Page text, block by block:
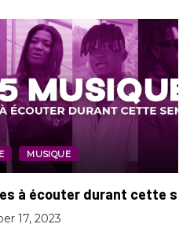
cette semaine...